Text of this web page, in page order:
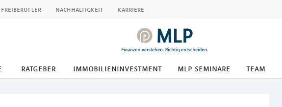
freiberufler nachhaltigkeit karriere
ratgeber immobilieninvestment mlp seminare team